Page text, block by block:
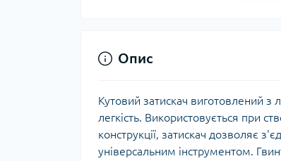
Опис
Кутовий затискач виготовлений з
легкість. Використовується при
конструкції, затискач дозволяє
універсальним інструментом.